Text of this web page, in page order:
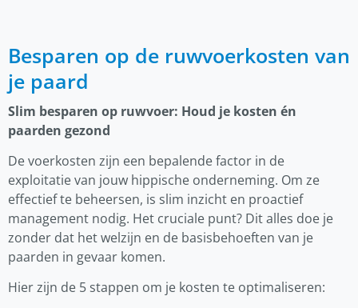
Besparen op de ruwvoerkosten van
je paard
Slim besparen op ruwvoer: Houd je kosten én
paarden gezond
De voerkosten zijn een bepalende factor in de
exploitatie van jouw hippische onderneming. Om ze
effectief te beheersen, is slim inzicht en proactief
management nodig. Het cruciale punt? Dit alles doe je
zonder dat het welzijn en de basisbehoeften van je
paarden in gevaar komen.
Hier zijn de 5 stappen om je kosten te optimaliseren: